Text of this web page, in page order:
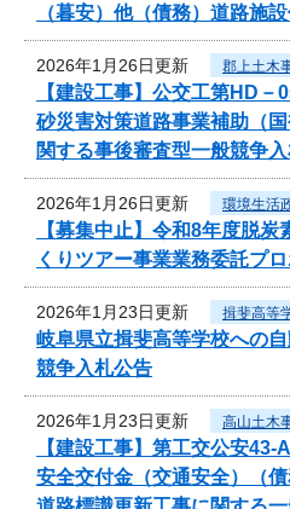
（暮安）他（債務）道路施
2026年1月26日更新 郡上土木
【建設工事】公交工第HD
砂災害対策道路事業補助（
関する事後審査型一般競争
2026年1月26日更新 環境生活
【募集中止】令和8年度脱
くりツアー事業業務委託プ
2026年1月23日更新 揖斐高等
岐阜県立揖斐高等学校への
競争入札公告
2026年1月23日更新 高山土木
【建設工事】第工交公安43-
安全交付金（交通安全）（